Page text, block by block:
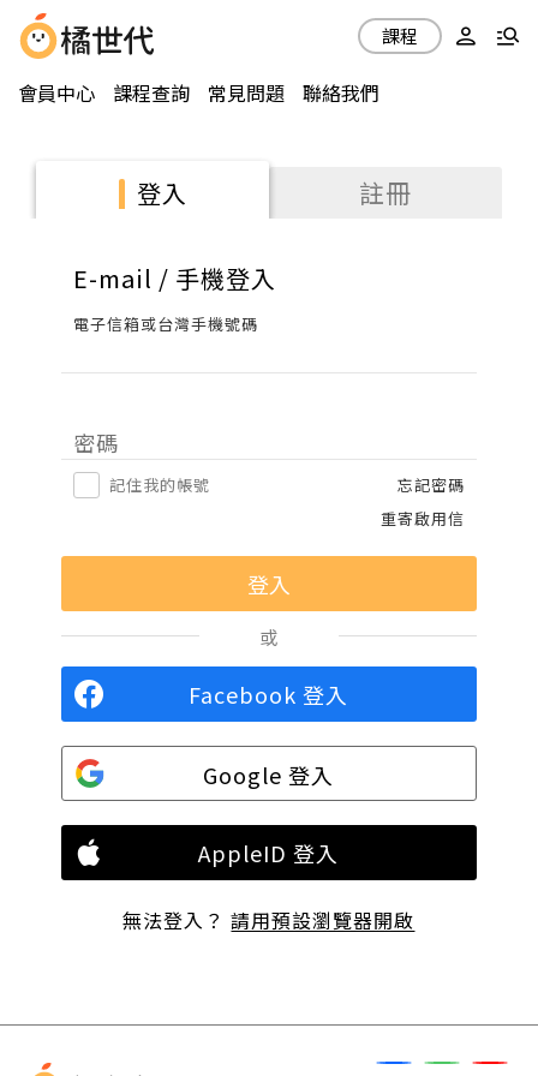
會員中心 課程查詢 常見問題 聯絡我們
課程
登入 註冊
E-mail / 手機登入
電子信箱或台灣手機號碼
密碼
記住我的帳號
忘記密碼
重寄啟用信
或
Facebook 登入
Google 登入
AppleID 登入
無法登入？請用預設瀏覽器開啟